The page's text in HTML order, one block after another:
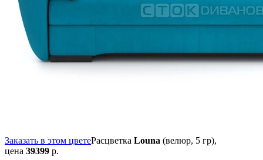
Заказать в этом цветеРасцветка Louna (велюр, 5 гр),
цена 39399 р.